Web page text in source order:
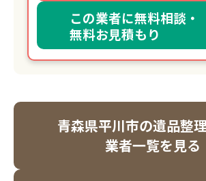
この業者に無料相談・
無料お見積もり
青森県平川市の遺品整
業者一覧を見る